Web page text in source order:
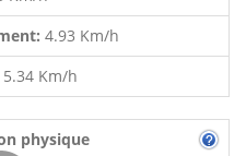
4.93 Km/h
5.34 Km/h
physique